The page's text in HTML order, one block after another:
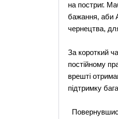
на постриг.
бажання, аби
чернецтва,
За короткий
постійному
врешті
підтримку